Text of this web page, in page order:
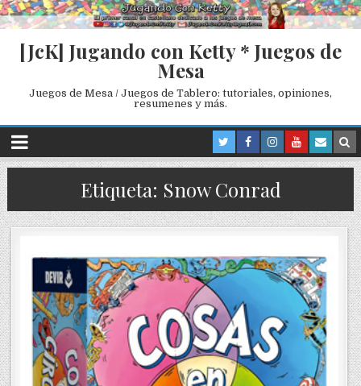
[JcK] Jugando con Ketty * Juegos de
Mesa
Juegos de Mesa / Juegos de Tablero: tutoriales, opiniones,
resumenes y más.
Etiqueta: Snow Conrad